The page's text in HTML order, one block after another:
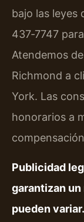
bajo las leyes
437‑7747
Atendemos
Richmond a
York. Las
honorarios a
Publicidad
garantizan
pueden